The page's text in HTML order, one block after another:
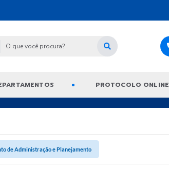
PROTOCOLO ONLINE
de Administração e Planejamento